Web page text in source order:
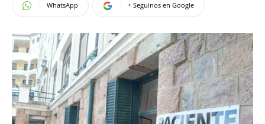
WhatsApp + Seguinos en Google